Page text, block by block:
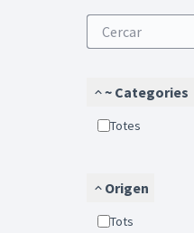
~ Categories
Totes
Origen
Tots